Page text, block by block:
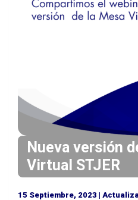
d
o
n
a
l
Nueva versión
Virtual STJER
15 Septiembre, 2023 |